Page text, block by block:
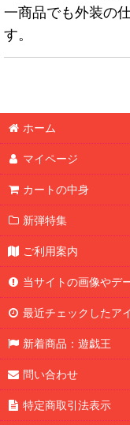
一商品でも外装の
す。
ホーム
マイページ
カートの中身
新弾特集
ご利用案内
当サイトの画像やデ
最近チェックしたア
新着商品：遊戯王
問い合わせ
特定商取引法表示